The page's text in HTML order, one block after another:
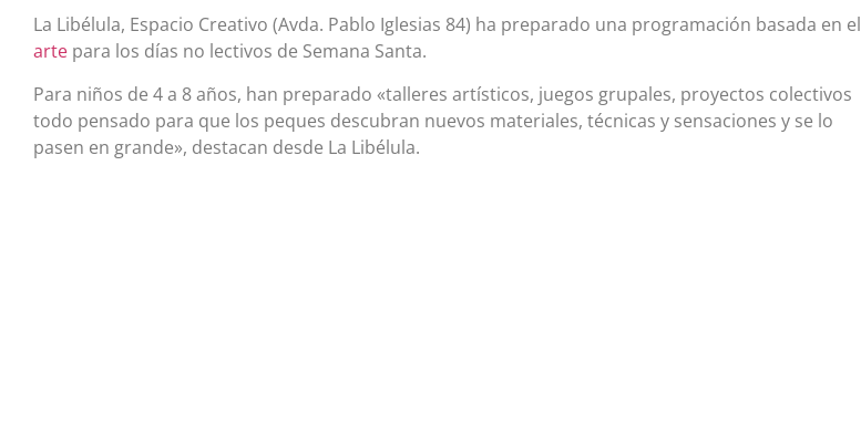
La Libélula, Espacio Creativo (Avda. Pablo Iglesias 84) ha preparado una programación basada en el
arte para los días no lectivos de Semana Santa.
Para niños de 4 a 8 años, han preparado «talleres artísticos, juegos grupales, proyectos colectivos
todo pensado para que los peques descubran nuevos materiales, técnicas y sensaciones y se lo
pasen en grande», destacan desde La Libélula.